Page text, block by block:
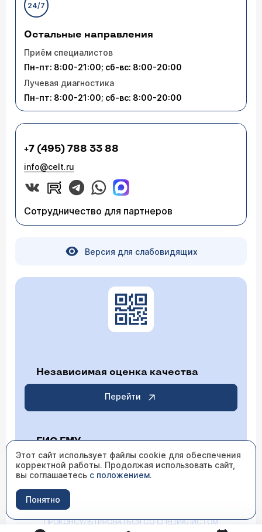
24/7
Остальные направления
Приём специалистов
Пн-пт: 8:00-21:00; сб-вс: 8:00-20:00
Лучевая диагностика
Пн-пт: 8:00-21:00; сб-вс: 8:00-20:00
+7 (495) 788 33 88
info@celt.ru
Сотрудничество для партнеров
Версия для слабовидящих
Независимая оценка качества
Перейти
ГИС ГМУ
Перейти
ИМЕЮТСЯ ПРОТИВОПОКАЗАНИЯ НЕОБХОДИМО
ПРОКОНСУЛЬТИРОВАТЬСЯ СО СПЕЦИАЛИСТОМ
Этот сайт использует файлы cookie для обеспечения
корректной работы. Продолжая использовать сайт,
вы соглашаетесь с положением.
Понятно